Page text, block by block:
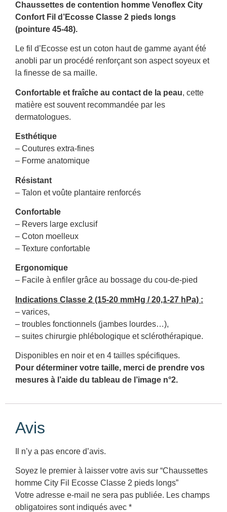
Chaussettes de contention homme Venoflex City
Confort Fil d’Ecosse Classe 2 pieds longs
(pointure 45-48).
Le fil d’Ecosse est un coton haut de gamme ayant été
anobli par un procédé renforçant son aspect soyeux et
la finesse de sa maille.
Confortable et fraîche au contact de la peau, cette
matière est souvent recommandée par les
dermatologues.
Esthétique
– Coutures extra-fines
– Forme anatomique
Résistant
– Talon et voûte plantaire renforcés
Confortable
– Revers large exclusif
– Coton moelleux
– Texture confortable
Ergonomique
– Facile à enfiler grâce au bossage du cou-de-pied
Indications Classe 2 (15-20 mmHg / 20,1-27 hPa) :
– varices,
– troubles fonctionnels (jambes lourdes…),
– suites chirurgie phlébologique et sclérothérapique.
Disponibles en noir et en 4 tailles spécifiques.
Pour déterminer votre taille, merci de prendre vos
mesures à l’aide du tableau de l’image n°2.
Avis
Il n’y a pas encore d’avis.
Soyez le premier à laisser votre avis sur “Chaussettes
homme City Fil Ecosse Classe 2 pieds longs”
Votre adresse e-mail ne sera pas publiée. Les champs
obligatoires sont indiqués avec *